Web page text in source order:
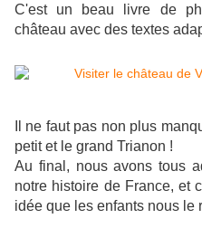
C'est un beau livre de
château avec des textes
Il ne faut pas non plus
petit et le grand Trianon !
Au final, nous avons tous
notre histoire de France, et
idée que les enfants nous le